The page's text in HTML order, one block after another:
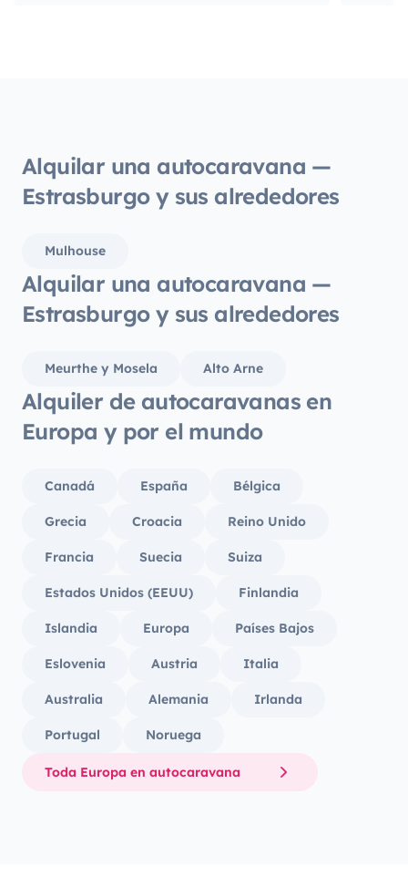
Alquilar una autocaravana —
Estrasburgo y sus alrededores
Mulhouse
Alquilar una autocaravana —
Estrasburgo y sus alrededores
Meurthe y Mosela Alto Arne
Alquiler de autocaravanas en
Europa y por el mundo
Canadá España Bélgica
Grecia Croacia Reino Unido
Francia Suecia Suiza
Estados Unidos (EEUU) Finlandia
Islandia Europa Países Bajos
Eslovenia Austria Italia
Australia Alemania Irlanda
Portugal Noruega
Toda Europa en autocaravana